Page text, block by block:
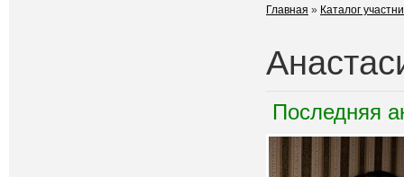
Главная » Каталог
Последняя